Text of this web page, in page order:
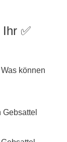
✅
können